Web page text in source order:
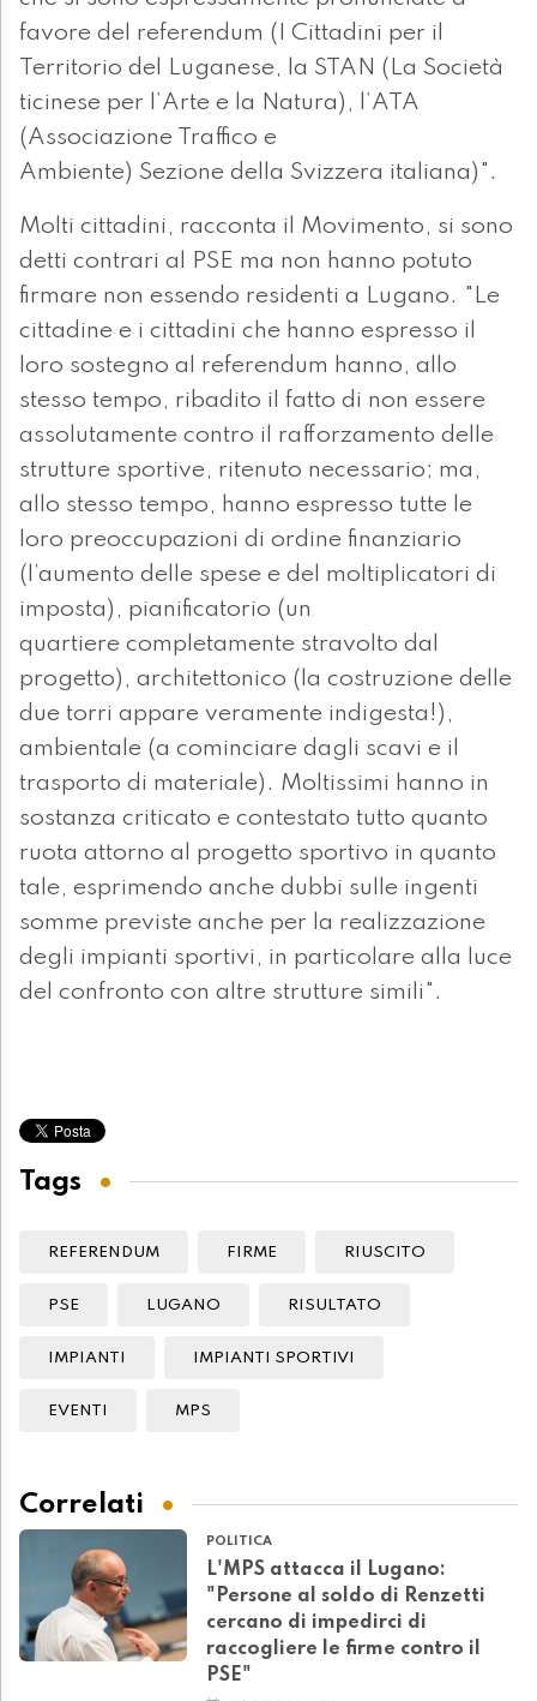
favore del referendum (I Cittadini per il
Territorio del Luganese, la STAN (La Società
ticinese per l’Arte e la Natura), l’ATA
(Associazione Traffico e
Ambiente) Sezione della Svizzera italiana)".
Molti cittadini, racconta il Movimento, si sono
detti contrari al PSE ma non hanno potuto
firmare non essendo residenti a Lugano. "Le
cittadine e i cittadini che hanno espresso il
loro sostegno al referendum hanno, allo
stesso tempo, ribadito il fatto di non essere
assolutamente contro il rafforzamento delle
strutture sportive, ritenuto necessario; ma,
allo stesso tempo, hanno espresso tutte le
loro preoccupazioni di ordine finanziario
(l’aumento delle spese e del moltiplicatori di
imposta), pianificatorio (un
quartiere completamente stravolto dal
progetto), architettonico (la costruzione delle
due torri appare veramente indigesta!),
ambientale (a cominciare dagli scavi e il
trasporto di materiale). Moltissimi hanno in
sostanza criticato e contestato tutto quanto
ruota attorno al progetto sportivo in quanto
tale, esprimendo anche dubbi sulle ingenti
somme previste anche per la realizzazione
degli impianti sportivi, in particolare alla luce
del confronto con altre strutture simili".
Tags
REFERENDUM FIRME RIUSCITO
PSE LUGANO RISULTATO
IMPIANTI IMPIANTI SPORTIVI
EVENTI MPS
Correlati
POLITICA
L'MPS attacca il Lugano:
"Persone al soldo di Renzetti
cercano di impedirci di
raccogliere le firme contro il
PSE"